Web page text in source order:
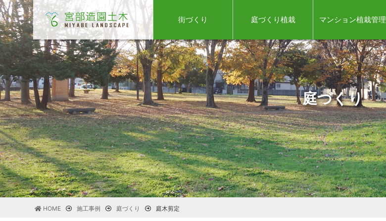
街づくり 庭づくり植栽 マンション植栽管理
庭づくり
HOME 施工事例 庭づくり 庭木剪定